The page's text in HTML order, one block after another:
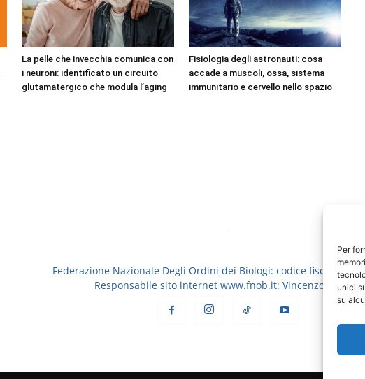
Per
unici
su
La pelle che invecchia comunica con
i neuroni: identificato un circuito
glutamatergico che modula l’aging
Fisiologia degli astronauti: cosa
accade a muscoli, ossa, sistema
immunitario e cervello nello spazio
Federazione Nazionale Degli Ordini dei Biologi: codice fiscale
Responsabile sito internet www.fnob.it: Vincenzo D'Anna